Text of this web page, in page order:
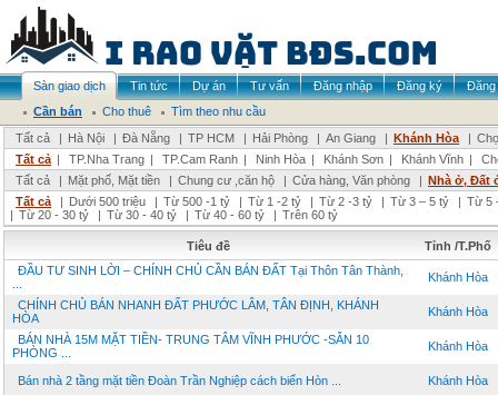
Sàn giao dịch Tin tức Dự án Tư vấn Đăng nhập Đăng ký
Đăng
Cần bán
Cho thuê
Tìm theo nhu cầu
Tất cả
| Hà Nội | Đà Nẵng | TP HCM | Hải Phòng | An Giang | Khánh Hòa |
Tất cả | TP.Nha Trang | TP.Cam Ranh | Ninh Hòa | Khánh Sơn | Khánh Vĩnh |
Tất cả
| Mặt phố, Mặt tiền | Chung cư ,căn hộ | Cửa hàng, Văn phòng | Nhà ở, Đất
Tất cả
| Dưới 500 triệu | Từ 500 -1 tỷ | Từ 1 -2 tỷ | Từ 2 -3 tỷ | Từ 3 – 5 tỷ | Từ 5
| Từ 20 - 30 tỷ | Từ 30 - 40 tỷ | Từ 40 - 60 tỷ | Trên 60 tỷ
Tiêu đề
Tỉnh /T.Phố
ĐẦU TƯ SINH LỜI – CHÍNH CHỦ CẦN BÁN ĐẤT Tại Thôn Tân Thành,
Khánh Hòa
CHÍNH CHỦ BÁN NHANH ĐẤT PHƯỚC LÂM, TÂN ĐỊNH, KHÁNH
HÒA
Khánh Hòa
BÁN NHÀ 15M MẶT TIỀN- TRUNG TÂM VĨNH PHƯỚC -SẴN 10
PHÒNG ...
Khánh Hòa
Bán nhà 2 tầng mặt tiền Đoàn Trần Nghiệp cách biển Hòn ... Khánh Hòa